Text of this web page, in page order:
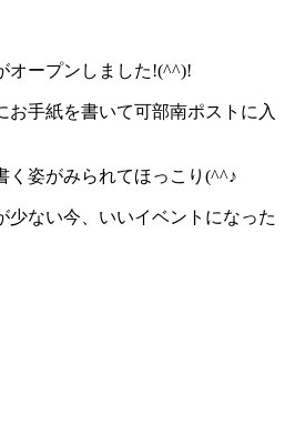
オープンしました!(^^)!
お手紙を書いて可部南ポストに入
く姿がみられてほっこり(^^♪
少ない今、いいイベントになった